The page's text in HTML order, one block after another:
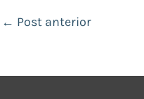
← Post anterior